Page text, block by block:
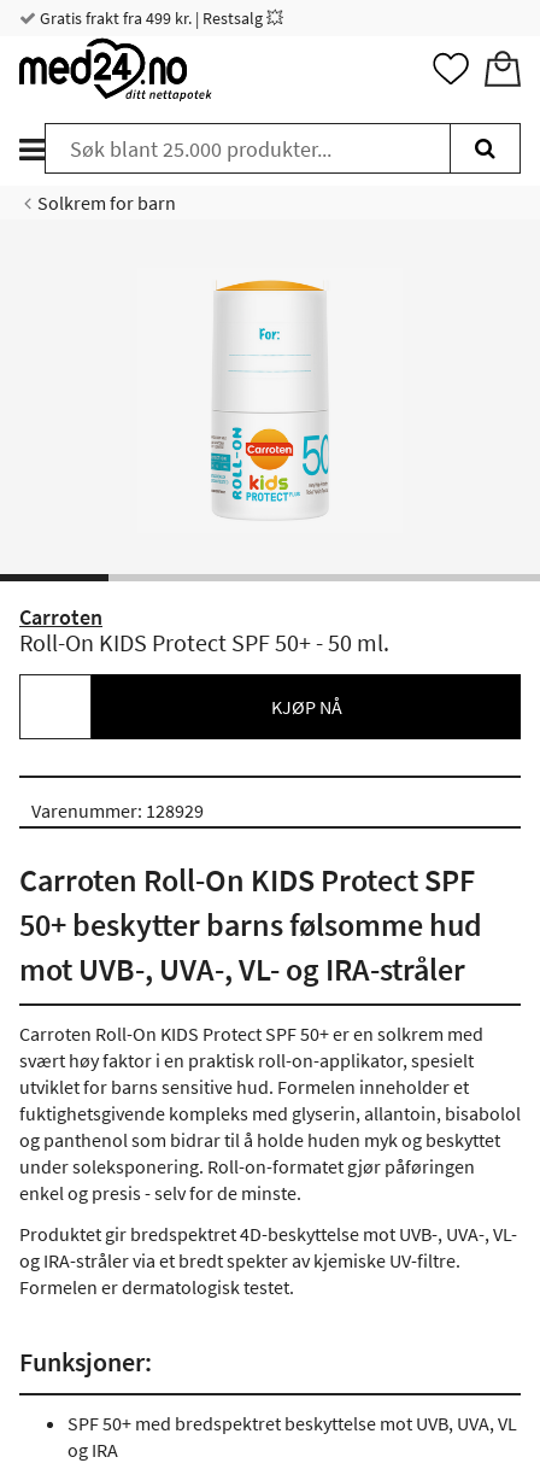
Gratis frakt fra 499 kr. | Restsalg 💥
Solkrem for barn
Carroten
Roll-On KIDS Protect SPF 50+ - 50 ml.
KJØP NÅ
Varenummer: 128929
Carroten Roll-On KIDS Protect SPF
50+ beskytter barns følsomme hud
mot UVB-, UVA-, VL- og IRA-stråler
Carroten Roll-On KIDS Protect SPF 50+ er en solkrem med
svært høy faktor i en praktisk roll-on-applikator, spesielt
utviklet for barns sensitive hud. Formelen inneholder et
fuktighetsgivende kompleks med glyserin, allantoin, bisabolol
og panthenol som bidrar til å holde huden myk og beskyttet
under soleksponering. Roll-on-formatet gjør påføringen
enkel og presis - selv for de minste.
Produktet gir bredspektret 4D-beskyttelse mot UVB-, UVA-, VL-
og IRA-stråler via et bredt spekter av kjemiske UV-filtre.
Formelen er dermatologisk testet.
Funksjoner:
SPF 50+ med bredspektret beskyttelse mot UVB, UVA, VL
og IRA